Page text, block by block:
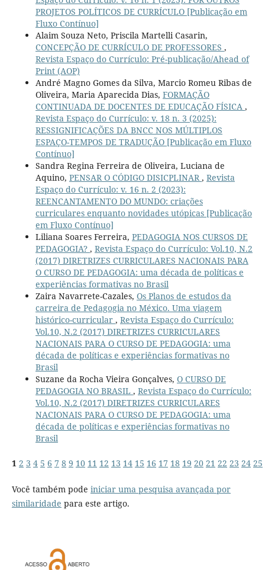
PROJETOS POLÍTICOS DE CURRÍCULO [Publicação em
Fluxo Contínuo]
Alaim Souza Neto, Priscila Martelli Casarin,
CONCEPÇÃO DE CURRÍCULO DE PROFESSORES ,
Revista Espaço do Currículo: Pré-publicação/Ahead of
Print (AOP)
André Magno Gomes da Silva, Marcio Romeu Ribas de
Oliveira, Maria Aparecida Dias, FORMAÇÃO
CONTINUADA DE DOCENTES DE EDUCAÇÃO FÍSICA ,
Revista Espaço do Currículo: v. 18 n. 3 (2025):
RESSIGNIFICAÇÕES DA BNCC NOS MÚLTIPLOS
ESPAÇO-TEMPOS DE TRADUÇÃO [Publicação em Fluxo
Contínuo]
Sandra Regina Ferreira de Oliveira, Luciana de
Aquino, PENSAR O CÓDIGO DISICPLINAR , Revista
Espaço do Currículo: v. 16 n. 2 (2023):
REENCANTAMENTO DO MUNDO: criações
curriculares enquanto novidades utópicas [Publicação
em Fluxo Contínuo]
Liliana Soares Ferreira, PEDAGOGIA NOS CURSOS DE
PEDAGOGIA? , Revista Espaço do Currículo: Vol.10, N.2
(2017) DIRETRIZES CURRICULARES NACIONAIS PARA
O CURSO DE PEDAGOGIA: uma década de políticas e
experiências formativas no Brasil
Zaira Navarrete-Cazales, Os Planos de estudos da
carreira de Pedagogia no México. Uma viagem
histórico-curricular , Revista Espaço do Currículo:
Vol.10, N.2 (2017) DIRETRIZES CURRICULARES
NACIONAIS PARA O CURSO DE PEDAGOGIA: uma
década de políticas e experiências formativas no
Brasil
Suzane da Rocha Vieira Gonçalves, O CURSO DE
PEDAGOGIA NO BRASIL , Revista Espaço do Currículo:
Vol.10, N.2 (2017) DIRETRIZES CURRICULARES
NACIONAIS PARA O CURSO DE PEDAGOGIA: uma
década de políticas e experiências formativas no
Brasil
1 2 3 4 5 6 7 8 9 10 11 12 13 14 15 16 17 18 19 20 21 22 23 24 25
Você também pode iniciar uma pesquisa avançada por
similaridade para este artigo.